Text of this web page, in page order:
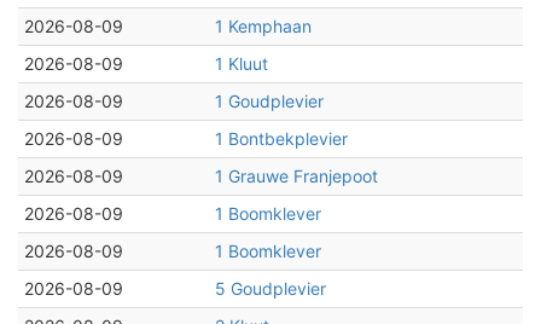
2026-08-09
1 Kemphaan
2026-08-09
1 Kluut
2026-08-09
1 Goudplevier
2026-08-09
1 Bontbekplevier
2026-08-09
1 Grauwe Franjepoot
2026-08-09
1 Boomklever
2026-08-09
1 Boomklever
2026-08-09
5 Goudplevier